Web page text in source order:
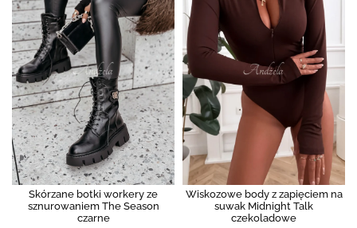
Skórzane botki workery ze
sznurowaniem The Season
czarne
Wiskozowe body z zapięciem na
suwak Midnight Talk
czekoladowe